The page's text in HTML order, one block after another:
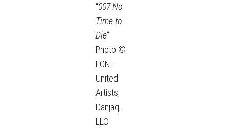
“007 No
Time to
Die“
Photo ©
EON,
United
Artists,
Danjaq,
LLC